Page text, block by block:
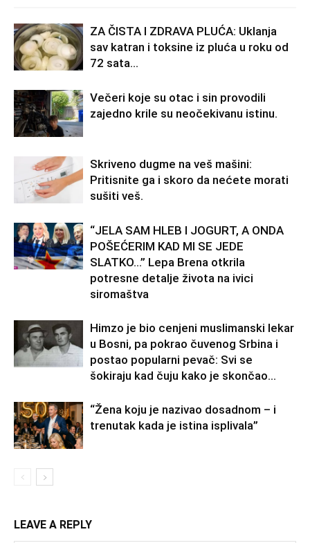
ZA ČISTA I ZDRAVA PLUĆA: Uklanja
sav katran i toksine iz pluća u roku od
72 sata…
Večeri koje su otac i sin provodili
zajedno krile su neočekivanu istinu.
Skriveno dugme na veš mašini:
Pritisnite ga i skoro da nećete morati
sušiti veš.
“JELA SAM HLEB I JOGURT, A ONDA
POŠEĆERIM KAD MI SE JEDE
SLATKO…” Lepa Brena otkrila
potresne detalje života na ivici
siromaštva
Himzo je bio cenjeni muslimanski lekar
u Bosni, pa pokrao čuvenog Srbina i
postao popularni pevač: Svi se
šokiraju kad čuju kako je skončao...
“Žena koju je nazivao dosadnom – i
trenutak kada je istina isplivala”
LEAVE A REPLY